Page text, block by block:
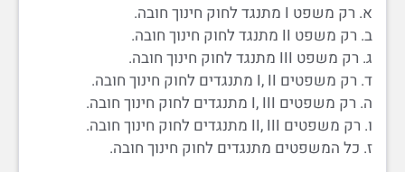
א. רק משפט I מתנגד לחוק חינוך חובה.
ב. רק משפט II מתנגד לחוק חינוך חובה.
ג. רק משפט III מתנגד לחוק חינוך חובה.
ד. רק משפטים I, II מתנגדים לחוק חינוך חובה.
ה. רק משפטים I, III מתנגדים לחוק חינוך חובה.
ו. רק משפטים II, III מתנגדים לחוק חינוך חובה.
ז. כל המשפטים מתנגדים לחוק חינוך חובה.